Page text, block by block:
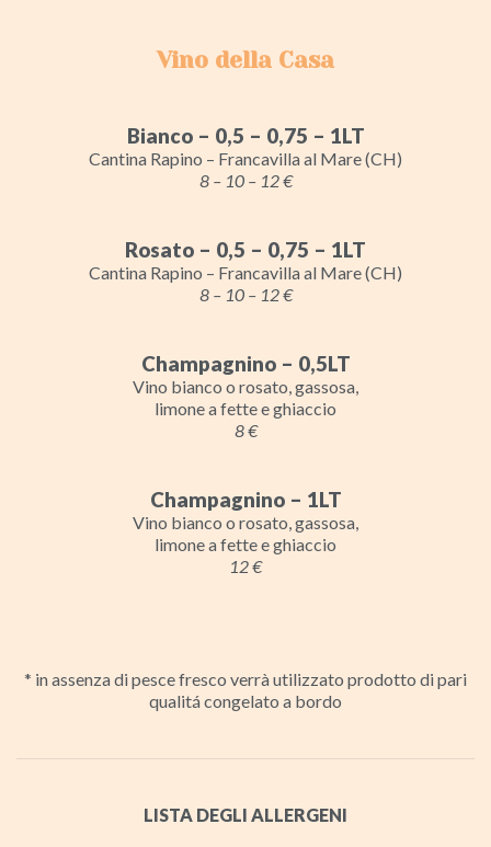
Vino della Casa
Bianco – 0,5 – 0,75 – 1LT
Cantina Rapino – Francavilla al Mare (CH)
8 – 10 – 12 €
Rosato – 0,5 – 0,75 – 1LT
Cantina Rapino – Francavilla al Mare (CH)
8 – 10 – 12 €
Champagnino – 0,5LT
Vino bianco o rosato, gassosa,
limone a fette e ghiaccio
8 €
Champagnino – 1LT
Vino bianco o rosato, gassosa,
limone a fette e ghiaccio
12 €
* in assenza di pesce fresco verrà utilizzato prodotto di pari
qualitá congelato a bordo
LISTA DEGLI ALLERGENI